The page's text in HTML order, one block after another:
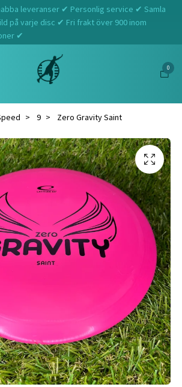
leveranser ✔ Personlig service ✔ Samla
på varje disc ✔ Fri frakt över 900 inom
✔
0
9 Zero Gravity Saint